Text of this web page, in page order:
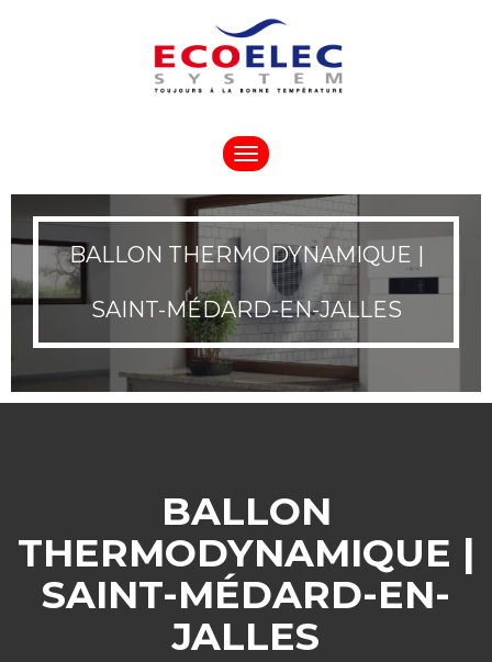
Toggle
navigation
BALLON THERMODYNAMIQUE |
SAINT-MÉDARD-EN-JALLES
BALLON
THERMODYNAMIQUE |
SAINT-MÉDARD-EN-
JALLES